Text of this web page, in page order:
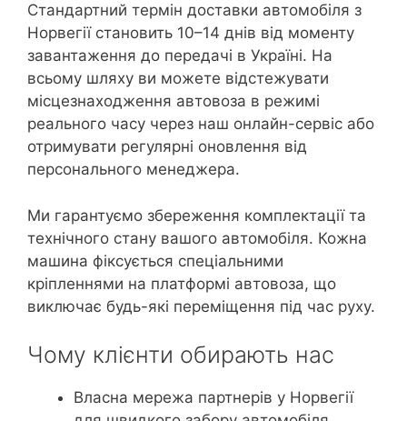
Стандартний термін доставки автомобіля з
Норвегії становить 10–14 днів від моменту
завантаження до передачі в Україні. На
всьому шляху ви можете відстежувати
місцезнаходження автовоза в режимі
реального часу через наш онлайн-сервіс або
отримувати регулярні оновлення від
персонального менеджера.
Ми гарантуємо збереження комплектації та
технічного стану вашого автомобіля. Кожна
машина фіксується спеціальними
кріпленнями на платформі автовоза, що
виключає будь-які переміщення під час руху.
Чому клієнти обирають нас
Власна мережа партнерів у Норвегії